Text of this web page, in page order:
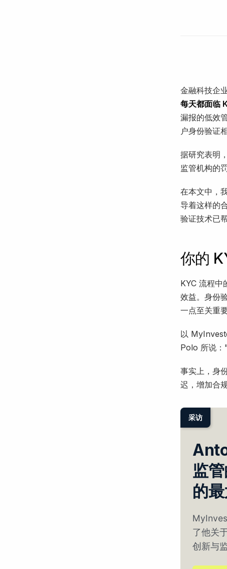
金融科技企
每天都面临
漏报的低效
户身份验证
据研究表明，
监管机构的
在本文中，
导着这样的
验证技术已
你的
KYC 流程中
效益。身份
一点至关重要
以
Polo 所说：
事实上，身
迟，增加合
采访
监
的
了他关
创新与